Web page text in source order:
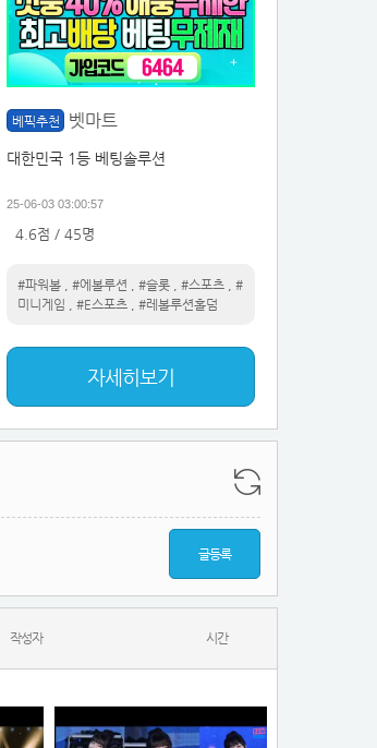
베픽추천 벳마트
대한민국 1등 베팅솔루션
25-06-03 03:00:57
4.6점 / 45명
#파워볼 #에볼루션 #슬롯 #스포츠
#
미니게임
#E스포츠 #레볼루션홀덤
자세히보기
글등록
작성자 시간